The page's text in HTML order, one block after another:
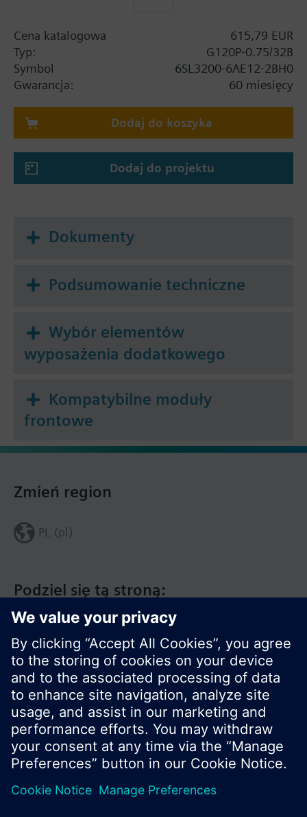
Przy zastosowaniu panelu operatorskiego BOP-2 lub
pokrywy maskującej głębokość wzrasta o 10 mm, a
z IOP-2 o 20 mm.
Cena katalogowa
615,79 EUR
Typ:
G120P-0.75/32B
Symbol
6SL3200-6AE12-2BH0
Gwarancja:
60 miesięcy
Dodaj do koszyka
Dodaj do projektu
Dokumenty
Podsumowanie techniczne
Wybór elementów
wyposażenia dodatkowego
Kompatybilne moduły
frontowe
Podziel się tą stroną:
Zmień region
PL (pl)
© Siemens Switzerland Ltd. 2020
Zakres produktów i ceny mogą się różnić w